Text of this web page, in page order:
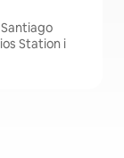
Station i